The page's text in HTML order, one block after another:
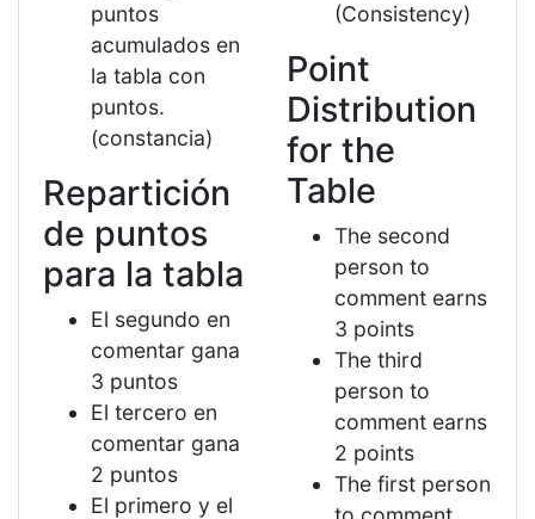
puntos
acumulados en
la tabla con
puntos.
(constancia)
Repartición
de puntos
para la tabla
El segundo en
comentar gana
3 puntos
El tercero en
comentar gana
2 puntos
El primero y el
(Consistency)
Point
Distribution
for the
Table
The second
person to
comment earns
3 points
The third
person to
comment earns
2 points
The first person